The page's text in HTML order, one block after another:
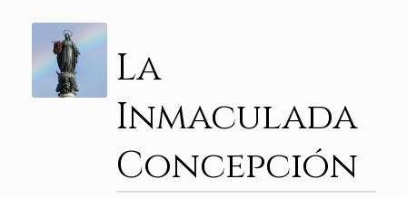
La
Inmaculada
Concepción